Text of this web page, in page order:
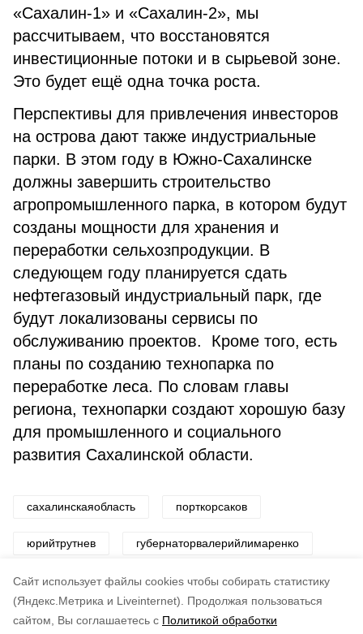
Cайт использует файлы cookies чтобы собирать статистику
(Яндекс.Метрика и Liveinternet).
Продолжая пользоваться
сайтом, Вы соглашаетесь с Политикой обработки
«Сахалин-1» и «Сахалин-2», мы
рассчитываем, что восстановятся
инвестиционные потоки и в сырьевой зоне.
Это будет ещё одна точка роста.
Перспективы для привлечения инвесторов
на острова дают также индустриальные
парки. В этом году в Южно-Сахалинске
должны завершить строительство
агропромышленного парка, в котором будут
созданы мощности для хранения и
переработки сельхозпродукции. В
следующем году планируется сдать
нефтегазовый индустриальный парк, где
будут локализованы сервисы по
обслуживанию проектов. Кроме того, есть
планы по созданию технопарка по
переработке леса. По словам главы
региона, технопарки создают хорошую базу
для промышленного и социального
развития Сахалинской области.
сахалинскаяобласть порткорсаков
юрийтрутнев губернаторвалерийлимаренко
рабочаяпоездка